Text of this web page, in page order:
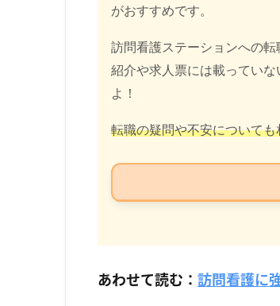
がおすすめです。
訪問看護ステーションへの
紹介や求人票には載ってい
よ！
転職の疑問や不安について
あわせて読む： 訪問看護に